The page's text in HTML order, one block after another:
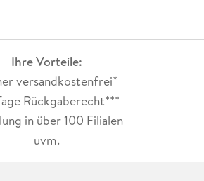
Ihre Vorteile:
versandkostenfrei*
Rückgaberecht***
in über 100 Filialen
uvm.